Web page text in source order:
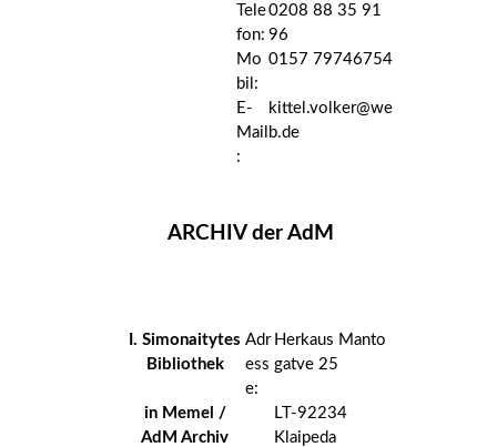
Tele
fon:
0208 88 35 91
96
Mo
bil:
0157 79746754
E-
Mail
:
kittel.volker@we
b.de
ARCHIV der AdM
I. Simonaitytes
Bibliothek
Adr
ess
e:
Herkaus Manto
gatve 25
in Memel /
AdM Archiv
LT-92234
Klaipeda